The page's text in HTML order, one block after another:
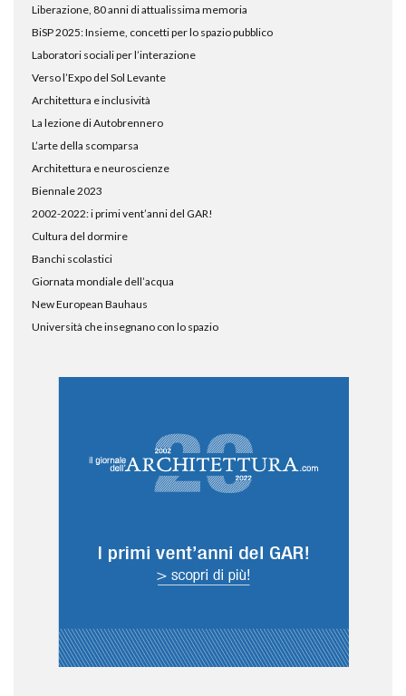
Liberazione, 80 anni di attualissima memoria
BiSP 2025: Insieme, concetti per lo spazio pubblico
Laboratori sociali per l’interazione
Verso l’Expo del Sol Levante
Architettura e inclusività
La lezione di Autobrennero
L’arte della scomparsa
Architettura e neuroscienze
Biennale 2023
2002-2022: i primi vent’anni del GAR!
Cultura del dormire
Banchi scolastici
Giornata mondiale dell’acqua
New European Bauhaus
Università che insegnano con lo spazio